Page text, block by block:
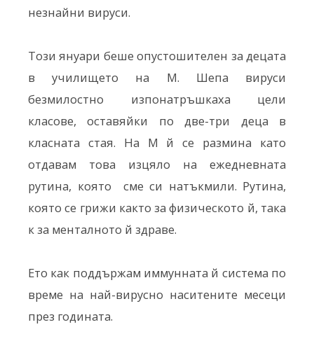
незнайни вируси.
Този януари беше опустошителен за децата
в училището на М. Шепа вируси
безмилостно изпонатръшкаха цели
класове, оставяйки по две-три деца в
класната стая. На М й се размина като
отдавам това изцяло на ежедневната
рутина, която сме си натъкмили. Рутина,
която се грижи както за физическото й, така
к за менталното й здраве.
Ето как поддържам иммунната й система по
време на най-вирусно наситените месеци
през годината.